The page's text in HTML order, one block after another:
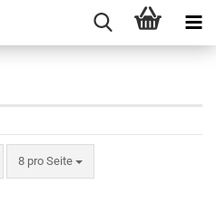
8 pro Seite
pro Seite